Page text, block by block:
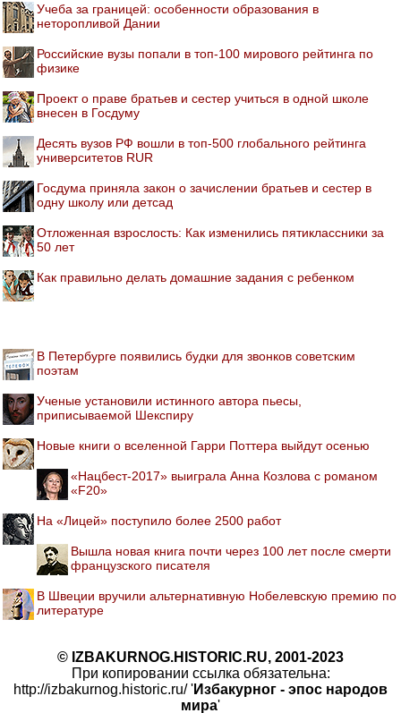
Учеба за границей: особенности образования в
неторопливой Дании
Российские вузы попали в топ-100 мирового рейтинга по
физике
Проект о праве братьев и сестер учиться в одной школе
внесен в Госдуму
Десять вузов РФ вошли в топ-500 глобального рейтинга
университетов RUR
Госдума приняла закон о зачислении братьев и сестер в
одну школу или детсад
Отложенная взрослость: Как изменились пятиклассники за
50 лет
Как правильно делать домашние задания с ребенком
В Петербурге появились будки для звонков советским
поэтам
Ученые установили истинного автора пьесы,
приписываемой Шекспиру
Новые книги о вселенной Гарри Поттера выйдут осенью
«Нацбест-2017» выиграла Анна Козлова с романом
«F20»
На «Лицей» поступило более 2500 работ
Вышла новая книга почти через 100 лет после смерти
французского писателя
В Швеции вручили альтернативную Нобелевскую премию по
литературе
© IZBAKURNOG.HISTORIC.RU, 2001-2023
При копировании ссылка обязательна:
http://izbakurnog.historic.ru/ 'Избакурног - эпос народов
мира'